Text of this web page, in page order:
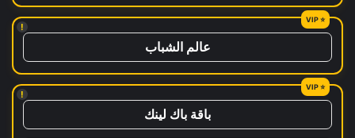
!
عالم الشباب
!
باقة باك لينك